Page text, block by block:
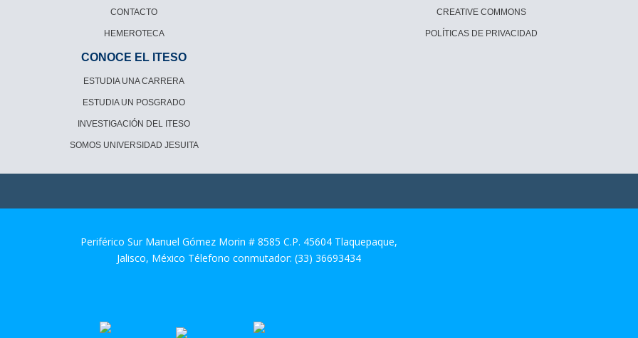
CONTACTO
HEMEROTECA
CREATIVE COMMONS
POLÍTICAS DE PRIVACIDAD
CONOCE EL ITESO
ESTUDIA UNA CARRERA
ESTUDIA UN POSGRADO
INVESTIGACIÓN DEL ITESO
SOMOS UNIVERSIDAD JESUITA
Periférico Sur Manuel Gómez Morin # 8585 C.P. 45604 Tlaquepaque,
Jalisco, México Télefono conmutador: (33) 36693434